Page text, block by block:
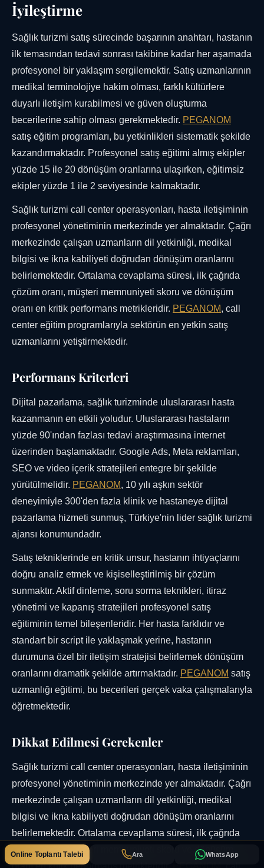
İyileştirme
Sağlık turizmi satış sürecinde başarının anahtarı, hastanın
ilk temasından tedavi sonrası takibine kadar her aşamada
profesyonel bir yaklaşım sergilemektir. Satış uzmanlarının
medikal terminolojiye hakim olması, farklı kültürlere
duyarlı iletişim kurabilmesi ve güven oluşturma
becerilerine sahip olması gerekmektedir. PEGANOM
satış eğitim programları, bu yetkinlikleri sistematik şekilde
kazandırmaktadır. Profesyonel satış eğitimi almış ekipler
yüzde 15 ile 20 dönüşüm oranlarına ulaşırken, eğitimsiz
ekipler yüzde 1 ile 2 seviyesinde kalmaktadır.
Sağlık turizmi call center operasyonları, hasta iletişiminin
profesyonel yönetiminin merkezinde yer almaktadır. Çağrı
merkezinde çalışan uzmanların dil yetkinliği, medikal
bilgisi ve ikna kabiliyeti doğrudan dönüşüm oranlarını
belirlemektedir. Ortalama cevaplama süresi, ilk çağrıda
çözüm oranı, müşteri memnuniyeti skoru ve dönüşüm
oranı en kritik performans metrikleridir. PEGANOM, call
center eğitim programlarıyla sektörün en yetkin satış
uzmanlarını yetiştirmektedir.
Performans Kriterleri
Dijital pazarlama, sağlık turizminde uluslararası hasta
kazanmanın en etkili yoludur. Uluslararası hastaların
yüzde 90'ından fazlası tedavi araştırmasına internet
üzerinden başlamaktadır. Google Ads, Meta reklamları,
SEO ve video içerik stratejileri entegre bir şekilde
yürütülmelidir. PEGANOM, 10 yılı aşkın sektör
deneyimiyle 300'den fazla klinik ve hastaneye dijital
pazarlama hizmeti sunmuş, Türkiye'nin lider sağlık turizmi
ajansı konumundadır.
Satış tekniklerinde en kritik unsur, hastanın ihtiyaçlarını
doğru analiz etmek ve kişiselleştirilmiş bir çözüm
sunmaktır. Aktif dinleme, soru sorma teknikleri, itiraz
yönetimi ve kapanış stratejileri profesyonel satış
eğitiminin temel bileşenleridir. Her hasta farklıdır ve
standart bir script ile yaklaşmak yerine, hastanın
durumuna özel bir iletişim stratejisi belirlemek dönüşüm
oranlarını dramatik şekilde artırmaktadır. PEGANOM satış
uzmanlığı eğitimi, bu becerileri gerçek vaka çalışmalarıyla
öğretmektedir.
Dikkat Edilmesi Gerekenler
Sağlık turizmi call center operasyonları, hasta iletişiminin
profesyonel yönetiminin merkezinde yer almaktadır. Çağrı
merkezinde çalışan uzmanların dil yetkinliği, medikal
bilgisi ve ikna kabiliyeti doğrudan dönüşüm oranlarını
belirlemektedir. Ortalama cevaplama süresi, ilk çağrıda
çözüm oranı, müşteri memnuniyeti skoru ve dönüşüm
Ara WhatsApp
Online Toplantı Talebi